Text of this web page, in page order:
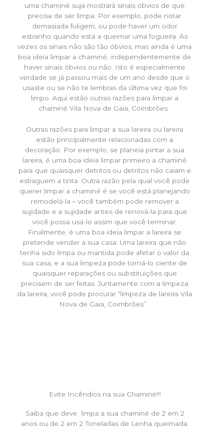
uma chaminé suja mostrará sinais óbvios de que
precisa de ser limpa. Por exemplo, pode notar
demasiada fuligem, ou pode haver um odor
estranho quando está a queimar uma fogueira. Às
vezes os sinais não são tão óbvios, mas ainda é uma
boa ideia limpar a chaminé, independentemente de
haver sinais óbvios ou não. Isto é especialmente
verdade se já passou mais de um ano desde que o
usaste ou se não te lembras da última vez que foi
limpo. Aqui estão outras razões para limpar a
chaminé Vila Nova de Gaia, Coimbrões.
Outras razões para limpar a sua lareira ou lareira
estão principalmente relacionadas com a
decoração. Por exemplo, se planeia pintar a sua
lareira, é uma boa ideia limpar primeiro a chaminé
para que quaisquer detritos ou detritos não caiam e
estraguem a tinta. Outra razão pela qual você pode
querer limpar a chaminé é se você está planejando
remodelá-la – você também pode remover a
sujidade e a sujidade antes de renová-la para que
você possa usá-lo assim que você terminar.
Finalmente, é uma boa ideia limpar a lareira se
pretende vender a sua casa. Uma lareira que não
tenha sido limpa ou mantida pode afetar o valor da
sua casa, e a sua limpeza pode torná-lo ciente de
quaisquer reparações ou substituições que
precisem de ser feitas. Juntamente com a limpeza
da lareira, você pode procurar “limpeza de lareira Vila
Nova de Gaia, Coimbrões”.
Evite Incêndios na sua Chaminé!!!
Saiba que deve limpa a sua chaminé de 2 em 2
anos ou de 2 em 2 Toneladas de Lenha queimada.